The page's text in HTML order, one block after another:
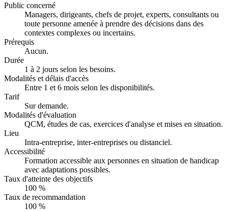
Public concerné
Managers, dirigeants, chefs de projet, experts, consultants ou
toute personne amenée à prendre des décisions dans des
contextes complexes ou incertains.
Prérequis
Aucun.
Durée
1 à 2 jours selon les besoins.
Modalités et délais d'accès
Entre 1 et 6 mois selon les disponibilités.
Tarif
Sur demande.
Modalités d'évaluation
QCM, études de cas, exercices d'analyse et mises en situation.
Lieu
Intra-entreprise, inter-entreprises ou distanciel.
Accessibilité
Formation accessible aux personnes en situation de handicap
avec adaptations possibles.
Taux d'atteinte des objectifs
100 %
Taux de recommandation
100 %